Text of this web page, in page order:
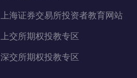
上海证券交易所投资者教育网站
上交所期权投教专区
深交所期权投教专区